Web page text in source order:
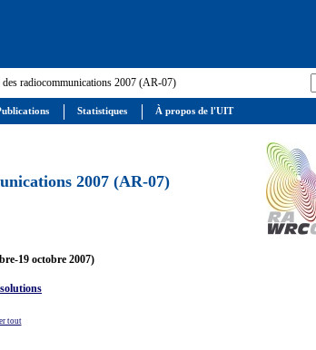
radiocommunications 2007 (AR-07)
2007 (AR-07)
19 octobre 2007)
tout
Statistiques À propos de l'UIT